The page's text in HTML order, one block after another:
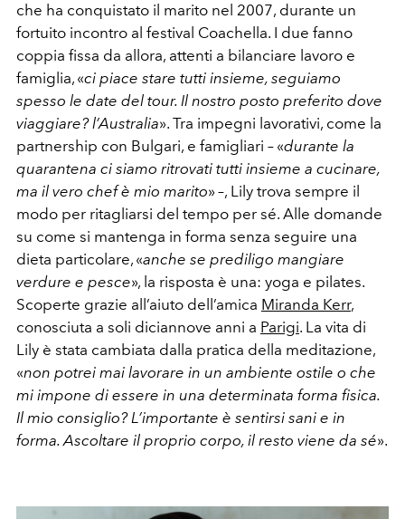
che ha conquistato il marito nel 2007, durante un
fortuito incontro al festival Coachella. I due fanno
coppia fissa da allora, attenti a bilanciare lavoro e
famiglia, «ci piace stare tutti insieme, seguiamo
spesso le date del tour. Il nostro posto preferito dove
viaggiare? l’Australia». Tra impegni lavorativi, come la
partnership con Bulgari, e famigliari – «durante la
quarantena ci siamo ritrovati tutti insieme a cucinare,
ma il vero chef è mio marito» –, Lily trova sempre il
modo per ritagliarsi del tempo per sé. Alle domande
su come si mantenga in forma senza seguire una
dieta particolare, «anche se prediligo mangiare
verdure e pesce», la risposta è una: yoga e pilates.
Scoperte grazie all’aiuto dell’amica Miranda Kerr,
conosciuta a soli diciannove anni a Parigi. La vita di
Lily è stata cambiata dalla pratica della meditazione,
«non potrei mai lavorare in un ambiente ostile o che
mi impone di essere in una determinata forma fisica.
Il mio consiglio? L’importante è sentirsi sani e in
forma. Ascoltare il proprio corpo, il resto viene da sé».